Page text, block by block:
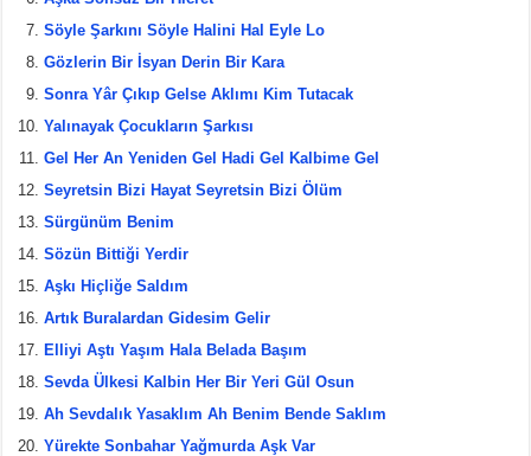
k
Söyle Şarkını Söyle Halini Hal Eyle Lo
Gözlerin Bir İsyan Derin Bir Kara
Sonra Yâr Çıkıp Gelse Aklımı Kim Tutacak
Yalınayak Çocukların Şarkısı
Gel Her An Yeniden Gel Hadi Gel Kalbime Gel
Seyretsin Bizi Hayat Seyretsin Bizi Ölüm
Sürgünüm Benim
Sözün Bittiği Yerdir
Aşkı Hiçliğe Saldım
Artık Buralardan Gidesim Gelir
Elliyi Aştı Yaşım Hala Belada Başım
Sevda Ülkesi Kalbin Her Bir Yeri Gül Osun
Ah Sevdalık Yasaklım Ah Benim Bende Saklım
Yürekte Sonbahar Yağmurda Aşk Var